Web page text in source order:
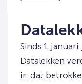
Sinds 1
Datalekken
in dat